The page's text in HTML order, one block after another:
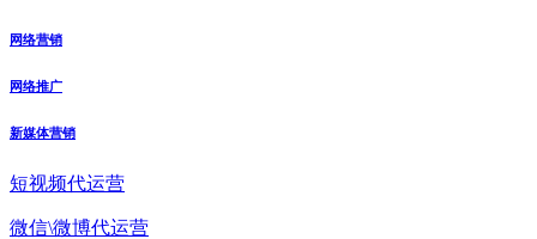
网络营销
网络推广
新媒体营销
短视频代运营
微信\微博代运营